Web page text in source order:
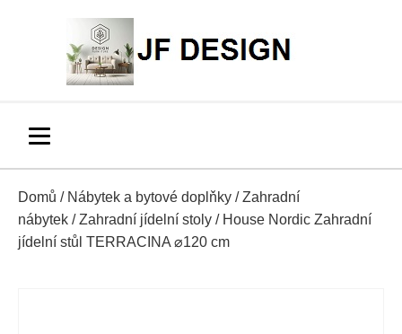
Domů / Nábytek a bytové doplňky /Zahradní
nábytek /Zahradní jídelní stoly / House Nordic Zahradní
jídelní stůl TERRACINA ⌀120 cm